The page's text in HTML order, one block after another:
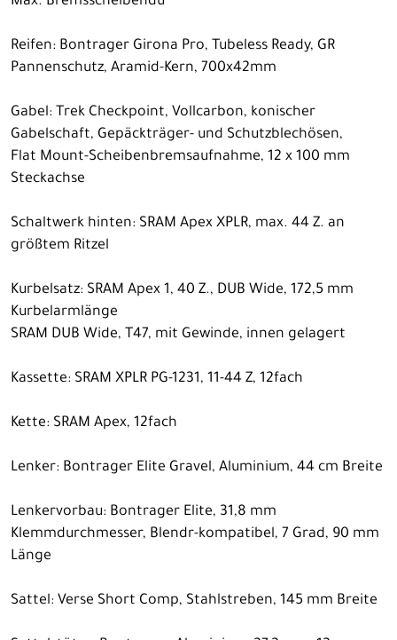
Reifen: Bontrager Girona Pro, Tubeless Ready, GR
Pannenschutz, Aramid-Kern, 700x42mm
Gabel: Trek Checkpoint, Vollcarbon, konischer
Gabelschaft, Gepäckträger- und Schutzblechösen,
Flat Mount-Scheibenbremsaufnahme, 12 x 100 mm
Steckachse
Schaltwerk hinten: SRAM Apex XPLR, max. 44 Z. an
größtem Ritzel
Kurbelsatz: SRAM Apex 1, 40 Z., DUB Wide, 172,5 mm
Kurbelarmlänge
SRAM DUB Wide, T47, mit Gewinde, innen gelagert
Kassette: SRAM XPLR PG-1231, 11-44 Z, 12fach
Kette: SRAM Apex, 12fach
Lenker: Bontrager Elite Gravel, Aluminium, 44 cm Breite
Lenkervorbau: Bontrager Elite, 31,8 mm
Klemmdurchmesser, Blendr-kompatibel, 7 Grad, 90 mm
Länge
Sattel: Verse Short Comp, Stahlstreben, 145 mm Breite